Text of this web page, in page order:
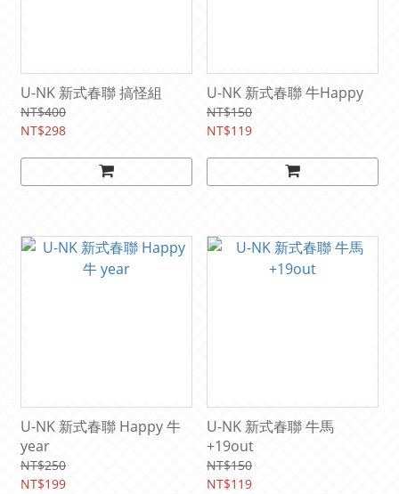
U-NK 新式春聯 搞怪組
NT$400
NT$298
U-NK 新式春聯 牛Happy
NT$150
NT$119
U-NK 新式春聯 Happy 牛
year
NT$250
NT$199
U-NK 新式春聯 牛馬
+19out
NT$150
NT$119